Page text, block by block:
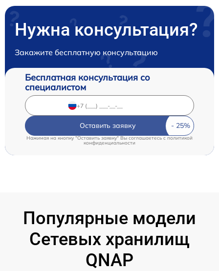
Нужна консультация?
Закажите бесплатную консультацию
Бесплатная консультация со
специалистом
Оставить заявку
Нажимая на кнопку "Оставить заявку" Вы соглашаетесь cполитикой
конфиденциальности
Популярные модели
Сетевых хранилищ
QNAP